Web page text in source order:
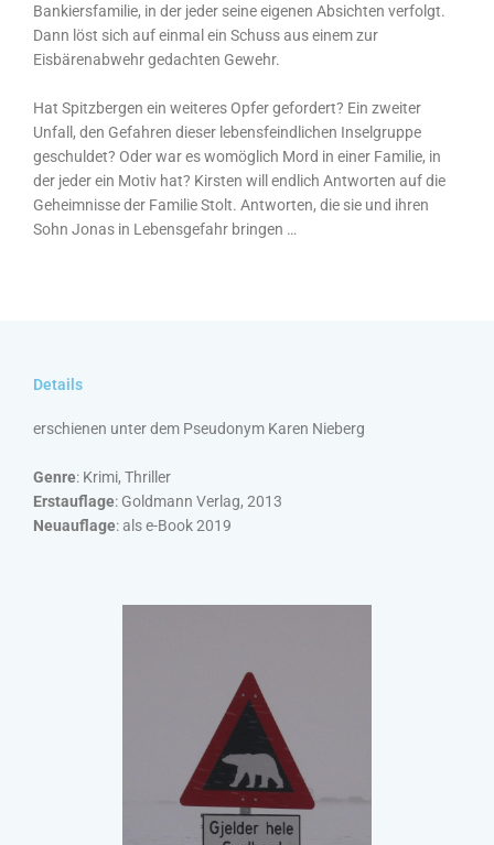
Bankiersfamilie, in der jeder seine eigenen Absichten verfolgt.
Dann löst sich auf einmal ein Schuss aus einem zur
Eisbärenabwehr gedachten Gewehr.
Hat Spitzbergen ein weiteres Opfer gefordert? Ein zweiter
Unfall, den Gefahren dieser lebensfeindlichen Inselgruppe
geschuldet? Oder war es womöglich Mord in einer Familie, in
der jeder ein Motiv hat? Kirsten will endlich Antworten auf die
Geheimnisse der Familie Stolt. Antworten, die sie und ihren
Sohn Jonas in Lebensgefahr bringen …
Details
erschienen unter dem Pseudonym Karen Nieberg
Genre: Krimi, Thriller
Erstauflage: Goldmann Verlag, 2013
Neuauflage: als e-Book 2019